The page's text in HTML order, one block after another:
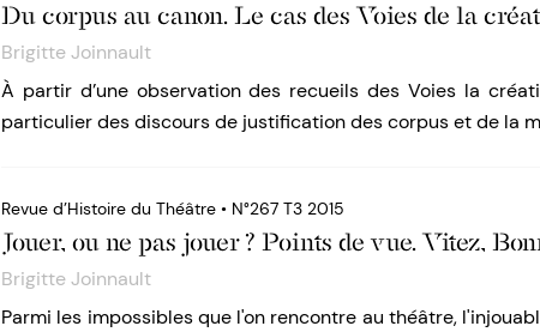
Du corpus au canon. Le cas des Voies de la
Brigitte Joinnault
À partir d’une observation des recueils des Voies la
particulier des discours de justification des corpus et de la
Revue d’Histoire du Théâtre • N°267 T3 2015
Jouer, ou ne pas jouer ? Points de vue. Vitez,
Brigitte Joinnault
Parmi les impossibles que l'on rencontre au théâtre,